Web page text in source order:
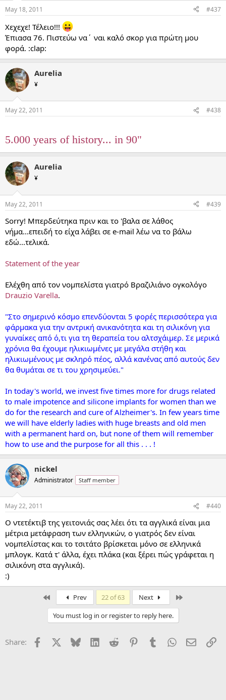
May 18, 2011 #437
Xεχεχε! Τέλειο!!!
Έπιασα 76. Πιστεύω να΄ ναι καλό σκορ για πρώτη μου
φορά. :clap:
Aurelia
¥
May 22, 2011 #438
5.000 years of history... in 90"
Aurelia
¥
May 22, 2011 #439
Sorry! Μπερδεύτηκα πριν και το 'βαλα σε λάθος
νήμα...επειδή το είχα λάβει σε e-mail λέω να το βάλω
εδώ...τελικά.
Statement of the year
Ελέχθη από τον νομπελίστα γιατρό Βραζιλιάνο ογκολόγο
Drauzio Varella.
"Στο σημερινό κόσμο επενδύονται 5 φορές περισσότερα για
φάρμακα για την αντρική ανικανότητα και τη σιλικόνη για
γυναίκες από ό,τι για τη θεραπεία του αλτσχάιμερ. Σε μερικά
χρόνια θα έχουμε ηλικιωμένες με μεγάλα στήθη και
ηλικιωμένους με σκληρό πέος, αλλά κανένας από αυτούς δεν
θα θυμάται σε τι του χρησιμεύει."
In today's world, we invest five times more for drugs related
to male impotence and silicone implants for women than we
do for the research and cure of Alzheimer's. In few years time
we will have elderly ladies with huge breasts and old men
with a permanent hard on, but none of them will remember
how to use and the purpose for all this . . . !
nickel
Administrator Staff member
May 22, 2011 #440
Ο ντετέκτιβ της γειτονιάς σας λέει ότι τα αγγλικά είναι μια
μέτρια μετάφραση των ελληνικών, ο γιατρός δεν είναι
νομπελίστας και το τσιτάτο βρίσκεται μόνο σε ελληνικά
μπλογκ. Κατά τ' άλλα, έχει πλάκα (και ξέρει πώς γράφεται η
σιλικόνη στα αγγλικά).
:)
Prev 22 of 63 Next
You must log in or register to reply here.
Share: Facebook Bluesky LinkedInReddit PinterestTumblrWhatsApp
Email